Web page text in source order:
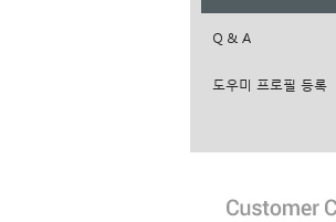
Q & A
도우미 프로필 등록